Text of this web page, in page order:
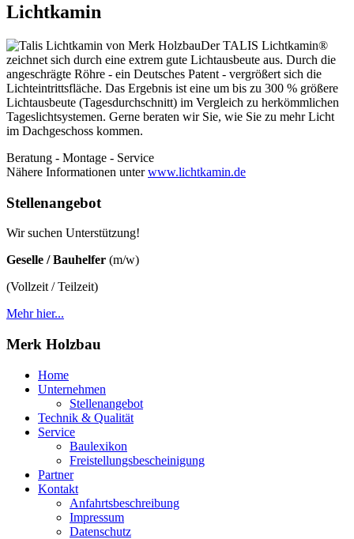
Lichtkamin
Der TALIS Lichtkamin®
zeichnet sich durch eine extrem gute Lichtausbeute aus. Durch die
angeschrägte Röhre - ein Deutsches Patent - vergrößert sich die
Lichteintrittsfläche. Das Ergebnis ist eine um bis zu 300 % größere
Lichtausbeute (Tagesdurchschnitt) im Vergleich zu herkömmlichen
Tageslichtsystemen. Gerne beraten wir Sie, wie Sie zu mehr Licht
im Dachgeschoss kommen.
Beratung - Montage - Service
Nähere Informationen unterwww.lichtkamin.de
Stellenangebot
Wir suchen Unterstützung!
Geselle / Bauhelfer (m/w)
(Vollzeit / Teilzeit)
Mehr hier...
Merk Holzbau
Home
Unternehmen
Stellenangebot
Technik & Qualität
Service
Baulexikon
Freistellungsbescheinigung
Partner
Kontakt
Anfahrtsbeschreibung
Impressum
Datenschutz